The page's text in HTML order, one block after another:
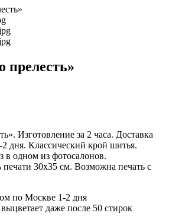
прелесть»
Изготовление за 2 часа. Доставка
дня. Классический крой шитья.
в одном из фотосалонов.
печати 30х35 см. Возможна печать с
по Москве 1-2 дня
даже после 50 стирок